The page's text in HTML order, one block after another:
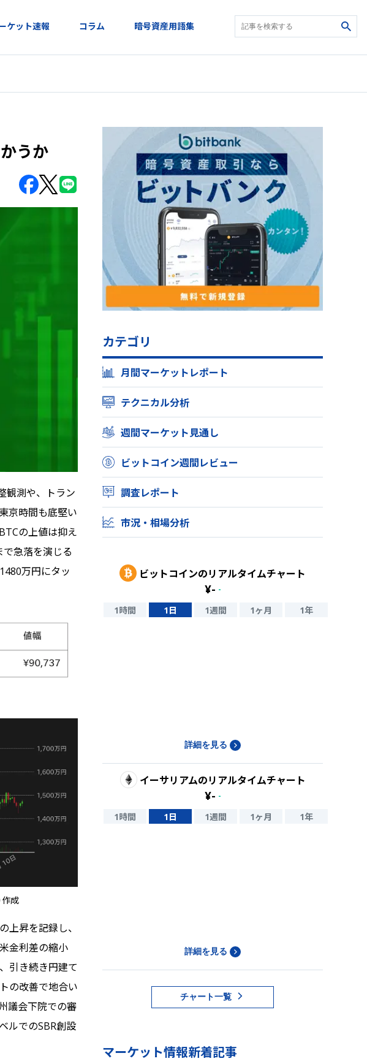
ケット速報 コラム 暗号資産用語集
うか
観測や、トラン
京時間も底堅い
の上値は抑え
急落を演じる
万円にタッ
成
上昇を記録し、
金利差の縮小
引き続き円建て
の改善で地合い
議会下院での審
ルでのSBR創設
カテゴリ
月間マーケットレポート
テクニカル分析
週間マーケット見通し
ビットコイン週間レビュー
調査レポート
市況・相場分析
ビットコインのリアルタイムチャート
¥- -
1時間 1日 1週間 1ヶ月 1年
詳細を見る
イーサリアムのリアルタイムチャート
¥- -
1時間 1日 1週間 1ヶ月 1年
詳細を見る
チャート一覧
マーケット情報新着記事